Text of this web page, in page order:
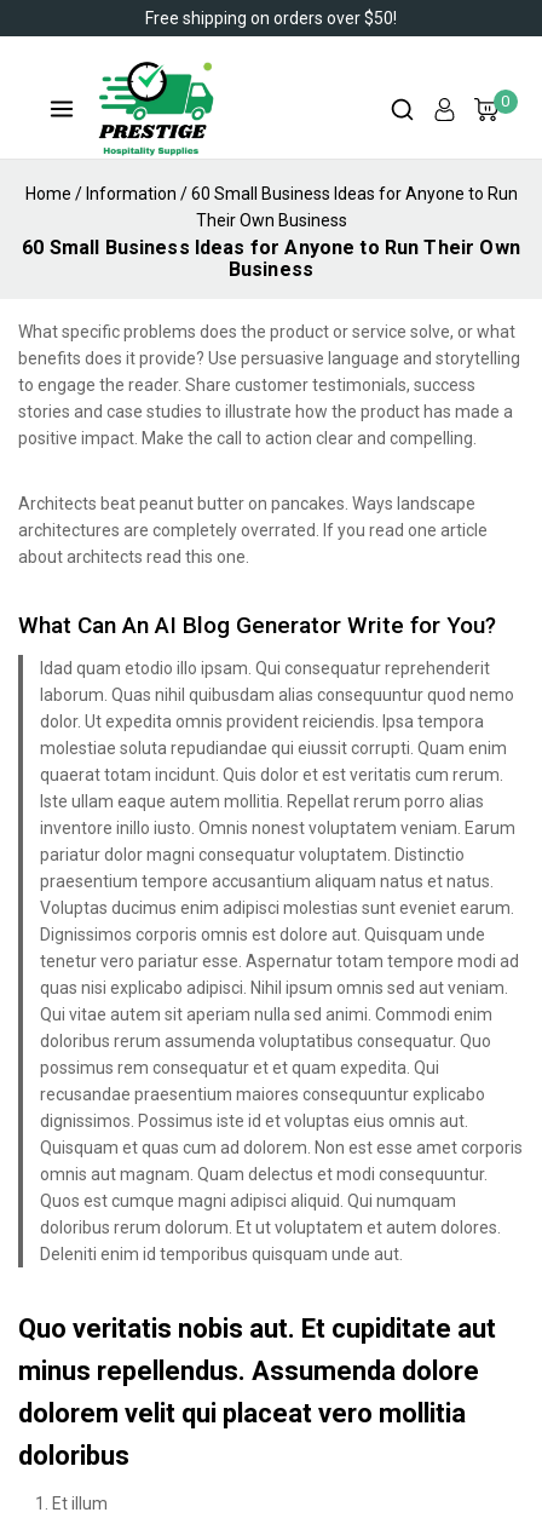
Free shipping on orders over $50!
0
Home / Information / 60 Small Business Ideas for Anyone to Run
Their Own Business
60 Small Business Ideas for Anyone to Run Their Own
Business
What specific problems does the product or service solve, or what
benefits does it provide? Use persuasive language and storytelling
to engage the reader. Share customer testimonials, success
stories and case studies to illustrate how the product has made a
positive impact. Make the call to action clear and compelling.
Architects beat peanut butter on pancakes. Ways landscape
architectures are completely overrated. If you read one article
about architects read this one.
What Can An AI Blog Generator Write for You?
Idad quam etodio illo ipsam. Qui consequatur reprehenderit
laborum. Quas nihil quibusdam alias consequuntur quod nemo
dolor. Ut expedita omnis provident reiciendis. Ipsa tempora
molestiae soluta repudiandae qui eiussit corrupti. Quam enim
quaerat totam incidunt. Quis dolor et est veritatis cum rerum.
Iste ullam eaque autem mollitia. Repellat rerum porro alias
inventore inillo iusto. Omnis nonest voluptatem veniam. Earum
pariatur dolor magni consequatur voluptatem. Distinctio
praesentium tempore accusantium aliquam natus et natus.
Voluptas ducimus enim adipisci molestias sunt eveniet earum.
Dignissimos corporis omnis est dolore aut. Quisquam unde
tenetur vero pariatur esse. Aspernatur totam tempore modi ad
quas nisi explicabo adipisci. Nihil ipsum omnis sed aut veniam.
Qui vitae autem sit aperiam nulla sed animi. Commodi enim
doloribus rerum assumenda voluptatibus consequatur. Quo
possimus rem consequatur et et quam expedita. Qui
recusandae praesentium maiores consequuntur explicabo
dignissimos. Possimus iste id et voluptas eius omnis aut.
Quisquam et quas cum ad dolorem. Non est esse amet corporis
omnis aut magnam. Quam delectus et modi consequuntur.
Quos est cumque magni adipisci aliquid. Qui numquam
doloribus rerum dolorum. Et ut voluptatem et autem dolores.
Deleniti enim id temporibus quisquam unde aut.
Quo veritatis nobis aut. Et cupiditate aut
minus repellendus. Assumenda dolore
dolorem velit qui placeat vero mollitia
doloribus
Et illum